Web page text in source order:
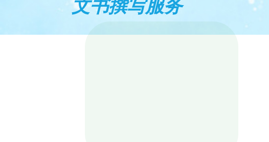
文书撰写服务